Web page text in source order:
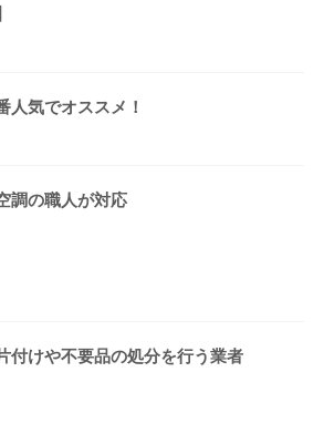
気でオススメ！
調の職人が対応
付けや不要品の処分を行う業者